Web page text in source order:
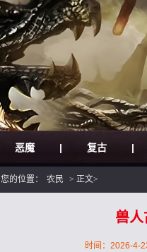
恶魔 | 复古 |
您的位置： 农民 > 正文>
兽人
时间：2026-4-